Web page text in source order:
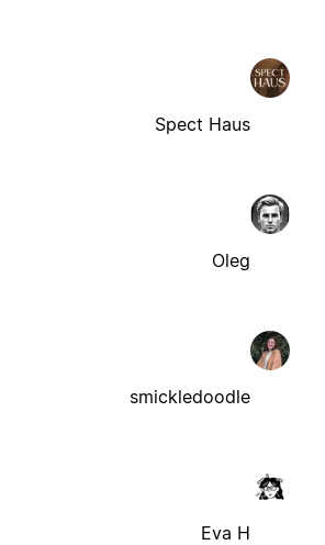
Spect Haus
Oleg
smickledoodle
Eva H